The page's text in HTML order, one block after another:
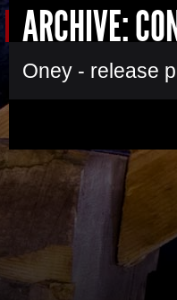
ARCHIVE:
Oney - release